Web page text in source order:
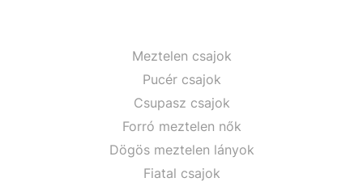
Meztelen csajok
Pucér csajok
Csupasz csajok
Forró meztelen nők
Dögös meztelen lányok
Fiatal csajok